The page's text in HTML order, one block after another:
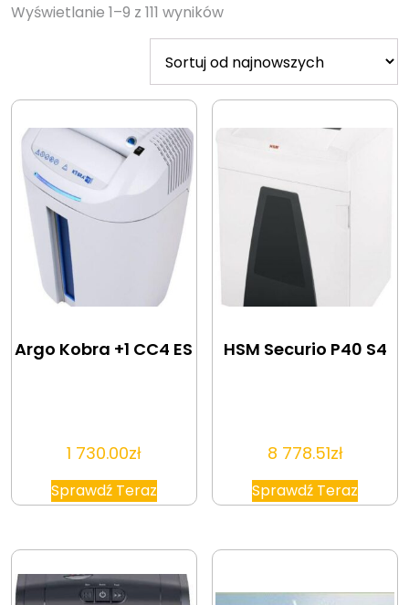
Wyświetlanie 1–9 z 111 wynikówSorted
by
latest
Argo Kobra +1 CC4 ES
1 730.00zł
Sprawdź Teraz
HSM Securio P40 S4
8 778.51zł
Sprawdź Teraz